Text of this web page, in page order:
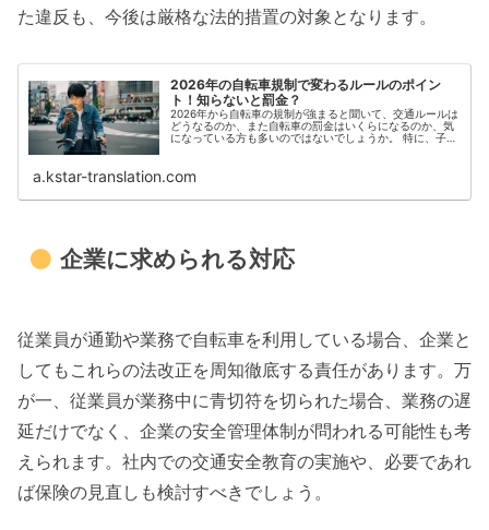
た違反も、今後は厳格な法的措置の対象となります。
2026年の自転車規制で変わるルールのポイン
ト！知らないと罰金？
2026年から自転車の規制が強まると聞いて、交通ルールは
どうなるのか、また自転車の罰金はいくらになるのか、気
になっている方も多いのではないでしょうか。 特に、子供
a.kstar-translation.com
企業に求められる対応
従業員が通勤や業務で自転車を利用している場合、企業と
してもこれらの法改正を周知徹底する責任があります。万
が一、従業員が業務中に青切符を切られた場合、業務の遅
延だけでなく、企業の安全管理体制が問われる可能性も考
えられます。社内での交通安全教育の実施や、必要であれ
ば保険の見直しも検討すべきでしょう。